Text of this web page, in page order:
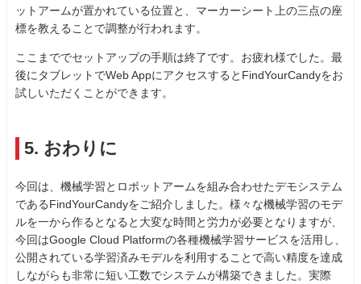
ットアームが置かれている位置と、マーカーシート上の三点の座
標を教えることで調整が行われます。
ここまででセットアップの手順は終了です。お疲れ様でした。最
後にタブレットでWeb AppにアクセスするとFindYourCandyをお
試しいただくことができます。
5. おわりに
今回は、機械学習とロボットアームを組み合わせたデモシステム
であるFindYourCandyをご紹介しました。様々な機械学習のモデ
ルを一から作るとなると大変な時間と労力が必要となりますが、
今回はGoogle Cloud Platformの各種機械学習サービスを活用し、
公開されている学習済みモデルを利用することで高い精度を達成
しながらも非常に短い工数でシステムが構築できました。実際